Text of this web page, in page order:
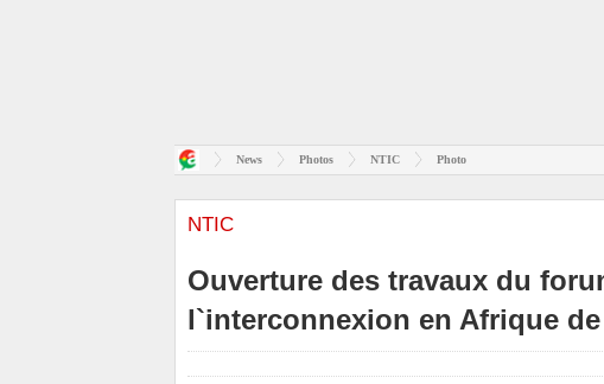
News Photos NTIC Photo
NTIC
Ouverture des travaux du
l`interconnexion en Afrique